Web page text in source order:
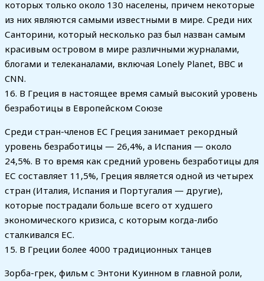
которых только около 130 населены, причем некоторые
из них являются самыми известными в мире. Среди них
Санторини, который несколько раз был назван самым
красивым островом в мире различными журналами,
блогами и телеканалами, включая Lonely Planet, BBC и
CNN.
16. В Греция в настоящее время самый высокий уровень
безработицы в Европейском Союзе
Среди стран-членов ЕС Греция занимает рекордный
уровень безработицы — 26,4%, а Испания — около
24,5%. В то время как средний уровень безработицы для
ЕС составляет 11,5%, Греция является одной из четырех
стран (Италия, Испания и Португалия — другие),
которые пострадали больше всего от худшего
экономического кризиса, с которым когда-либо
сталкивался ЕС.
15. В Греции более 4000 традиционных танцев
Зорба-грек, фильм с Энтони Куинном в главной роли,